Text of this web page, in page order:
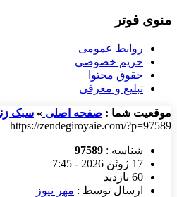
منوی فوتر
روابط عمومی
حریم خصوصی
حقوق محتوا
تبلیغ و معرفی
موقعیت شما : صفحه اصلی » سبک
https://zendegiroyaie.com/?p=97589
شناسه : 97589
17 ژوئن 2026 - 7:45
60 بازدید
ارسال توسط : مهر نیوز